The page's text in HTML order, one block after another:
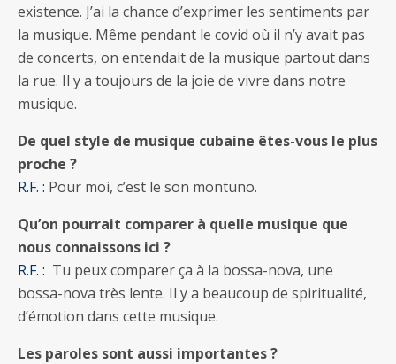
existence. J’ai la chance d’exprimer les sentiments par
la musique. Même pendant le covid où il n’y avait pas
de concerts, on entendait de la musique partout dans
la rue. Il y a toujours de la joie de vivre dans notre
musique.
De quel style de musique cubaine êtes-vous le plus
proche ?
R.F. : Pour moi, c’est le son montuno.
Qu’on pourrait comparer à quelle musique que
nous connaissons ici ?
R.F. : Tu peux comparer ça à la bossa-nova, une
bossa-nova très lente. Il y a beaucoup de spiritualité,
d’émotion dans cette musique.
Les paroles sont aussi importantes ?